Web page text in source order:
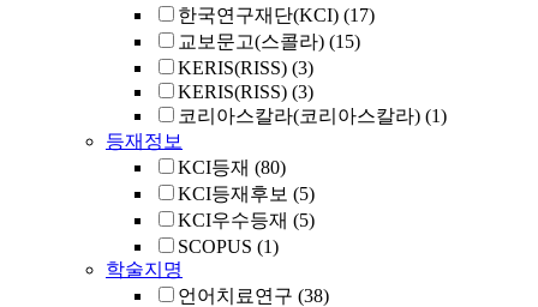
한국연구재단(KCI) (17)
교보문고(스콜라) (15)
KERIS(RISS) (3)
KERIS(RISS) (3)
코리아스칼라(코리아스칼라) (1)
등재정보
KCI등재 (80)
KCI등재후보 (5)
KCI우수등재 (5)
SCOPUS (1)
학술지명
언어치료연구 (38)